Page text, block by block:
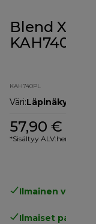
Blend
KAH740PL
KAH740PL
Väri:Läpinäkyvä
57,90 €
*Sisältyy ALV:hen
Ilmainen
Ilmaiset